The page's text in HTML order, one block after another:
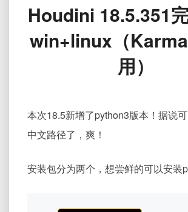
Houdini
18.5.351
完
美
和
谐
常
Houdini 18.5.351
win+linux（
用）
本次18.5新增了python3版本！据说
中文路径了，爽！
安装包分为两个，想尝鲜的可以安装